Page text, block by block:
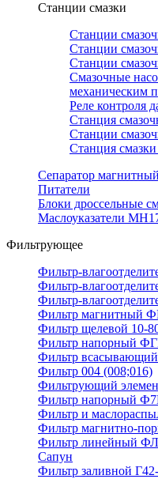
Станции смазки
Станции
Станции
Станции
Смазочные
механическим
Реле контроля
Станция
Станции
Станция
Сепаратор магнитный
Питатели
Блоки дроссельные
Маслоуказатели
Фильтрующее
Фильтр-
Фильтр-
Фильтр-
Фильтр магнитный
Фильтр щелевой 10-
Фильтр напорный
Фильтр всасывающий
Фильтр 004 (008;016)
Фильтрующий
Фильтр напорный
Фильтр и
Фильтр магнитно-
Фильтр линейный
Сапун
Фильтр заливной